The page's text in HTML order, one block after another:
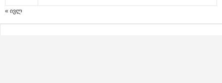
« ივლ